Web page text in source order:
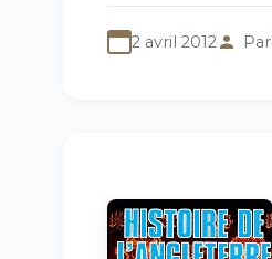
2 avril 2012 Par